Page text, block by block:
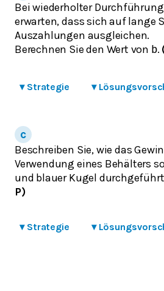
Bei wiederholter
erwarten, dass sich auf lange
Auszahlungen ausgleichen.
Berechnen Sie den Wert von b.
▾ Strategie ▾
Beschreiben Sie, wie das
Verwendung eines Behälters
und blauer Kugel
P)
▾ Strategie ▾